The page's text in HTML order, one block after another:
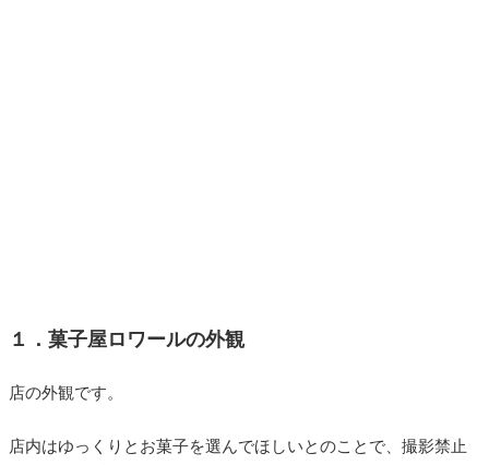
１．菓子屋ロワールの外観
店の外観です。
店内はゆっくりとお菓子を選んでほしいとのことで、撮影禁止